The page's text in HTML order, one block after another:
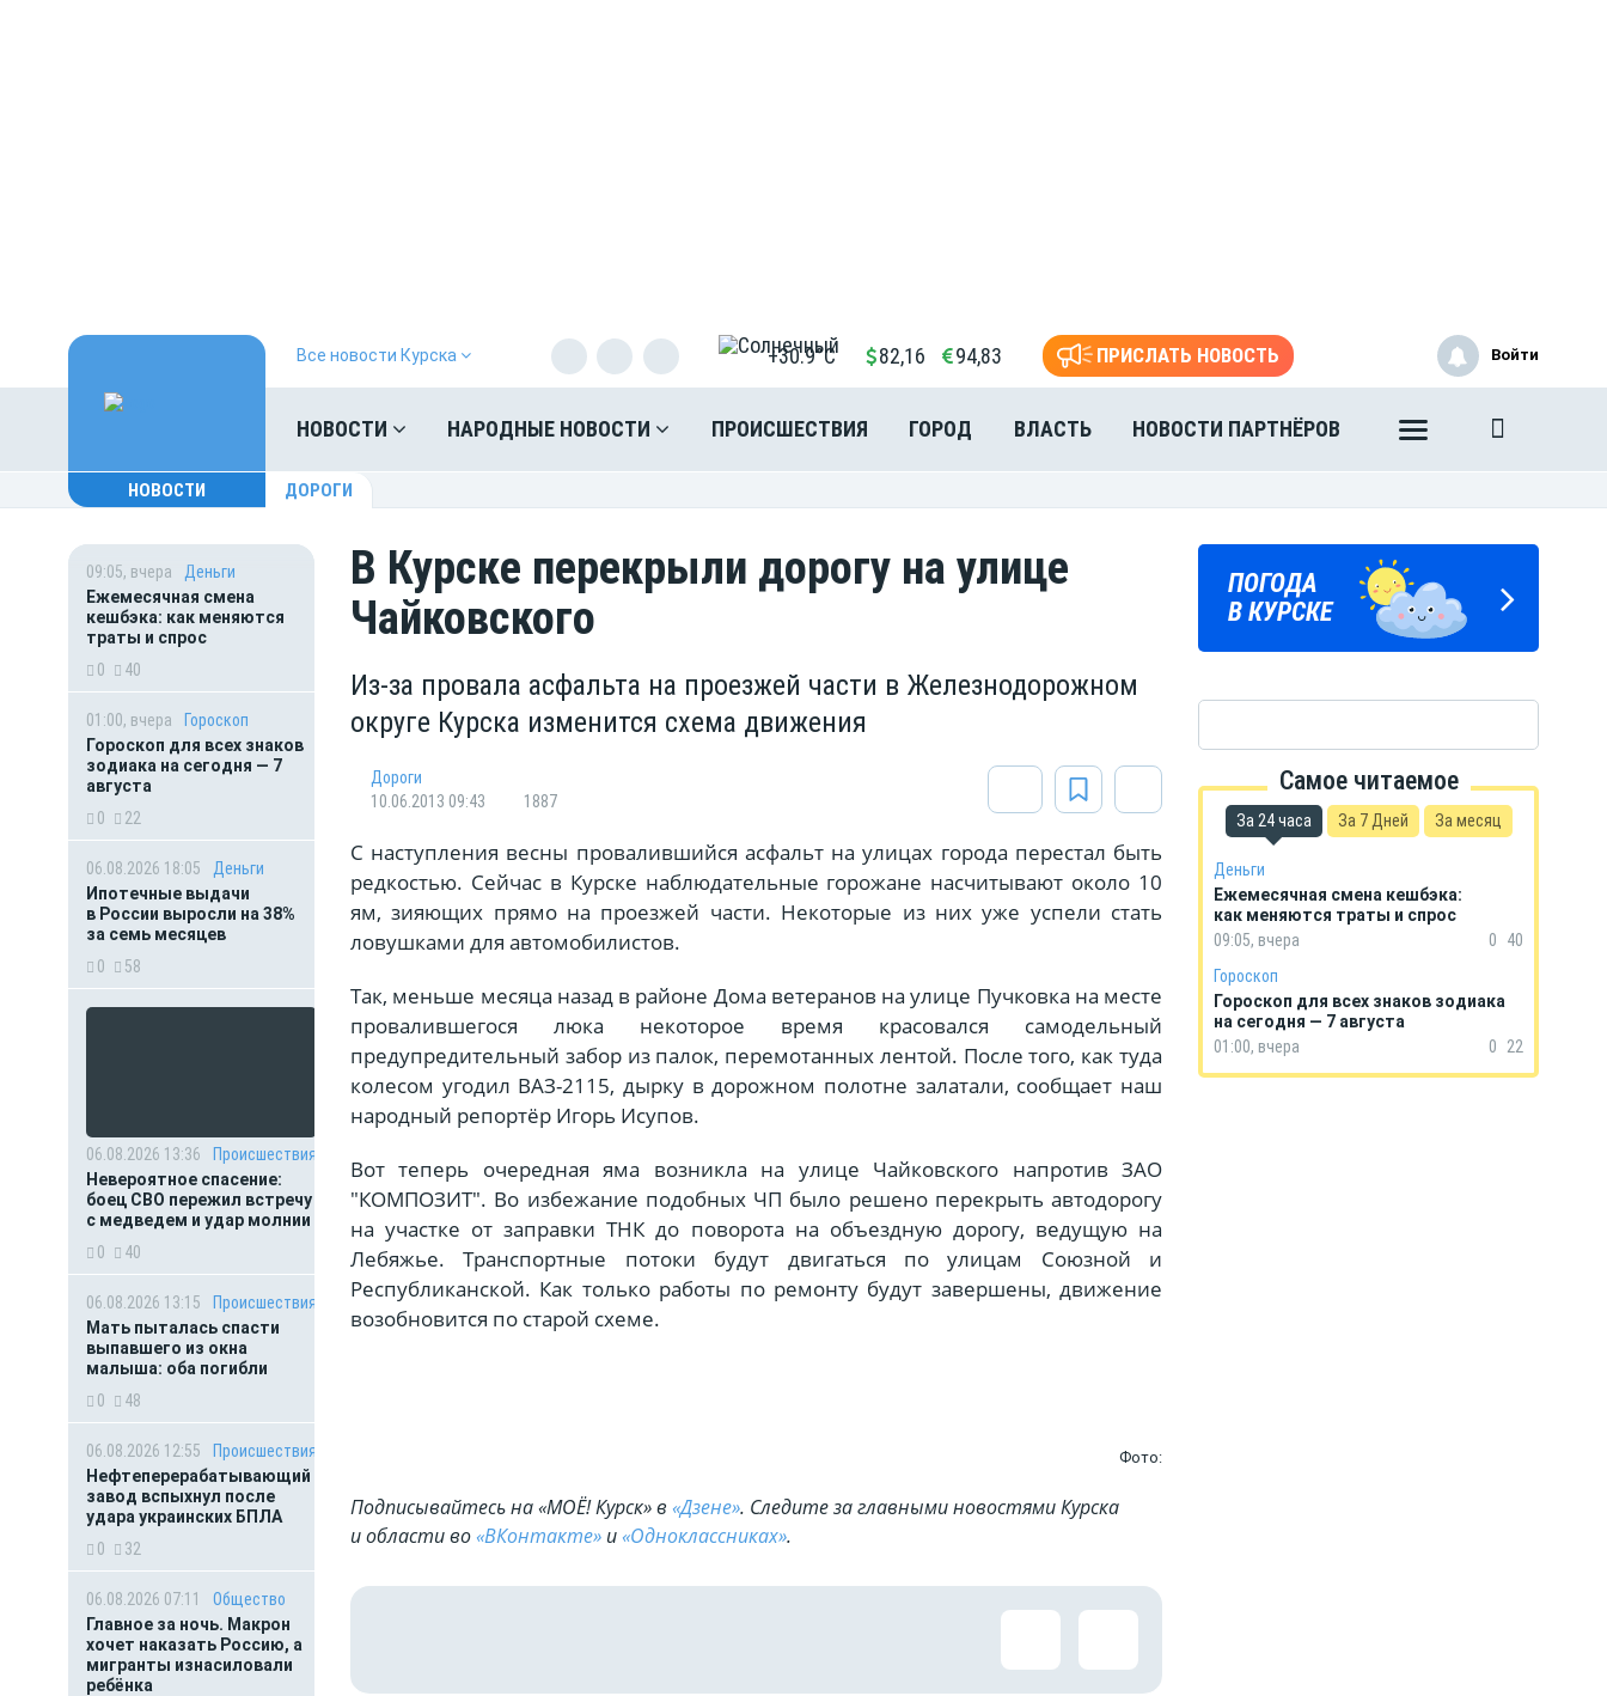
Все новости Курска +30.9°C 82,16 94,83 ПРИСЛАТЬ НОВОСТЬ
НОВОСТИ НАРОДНЫЕ НОВОСТИ ПРОИСШЕСТВИЯ ГОРОД ВЛАСТЬ НОВОСТИ ПАРТНЁРОВ
Войти
НОВОСТИ ДОРОГИ
09:05, вчера
Деньги
Ежемесячная смена
кешбэка: как меняются
траты и спрос
0
40
01:00, вчера
Гороскоп
Гороскоп для всех знаков
зодиака на сегодня — 7
августа
0
22
06.08.2026 18:05
Деньги
Ипотечные выдачи
в России выросли на 38%
за семь месяцев
0
58
06.08.2026 13:36
Происшествия
Невероятное спасение:
боец СВО пережил встречу
с медведем и удар молнии
0
40
06.08.2026 13:15
Происшествия
Мать пыталась спасти
выпавшего из окна
малыша: оба погибли
0
48
06.08.2026 12:55
Происшествия
Нефтеперерабатывающий
завод вспыхнул после
удара украинских БПЛА
0
32
06.08.2026 07:11
Общество
Главное за ночь. Макрон
хочет наказать Россию, а
мигранты изнасиловали
ребёнка
В Курске перекрыли дорогу на улице
Чайковского
Из-за провала асфальта на проезжей части в Железнодорожном
округе Курска изменится схема движения
Дороги
10.06.2013 09:43
1887
С наступления весны провалившийся асфальт на улицах города перестал быть
редкостью. Сейчас в Курске наблюдательные горожане насчитывают около 10
ям, зияющих прямо на проезжей части. Некоторые из них уже успели стать
ловушками для автомобилистов.
Так, меньше месяца назад в районе Дома ветеранов на улице Пучковка на месте
провалившегося люка некоторое время красовался самодельный
предупредительный забор из палок, перемотанных лентой. После того, как туда
колесом угодил ВАЗ-2115, дырку в дорожном полотне залатали, сообщает наш
народный репортёр Игорь Исупов.
Вот теперь очередная яма возникла на улице Чайковского напротив ЗАО
"КОМПОЗИТ". Во избежание подобных ЧП было решено перекрыть автодорогу
на участке от заправки ТНК до поворота на объездную дорогу, ведущую на
Лебяжье. Транспортные потоки будут двигаться по улицам Союзной и
Республиканской. Как только работы по ремонту будут завершены, движение
возобновится по старой схеме.
Фото:
Подписывайтесь на «МОЁ! Курск» в «Дзене». Cледите за главными новостями Курска
и области во«ВКонтакте» и«Одноклассниках».
ГОРОСКОП
НА КАЖДЫЙ ДЕНЬ
ПОГОДА
В КУРСКЕ
Самое читаемое
За 24 часа За 7 Дней За месяц
Деньги
Ежемесячная смена кешбэка:
как меняются траты и спрос
09:05, вчера
0
40
Гороскоп
Гороскоп для всех знаков зодиака
на сегодня — 7 августа
01:00, вчера
0 22